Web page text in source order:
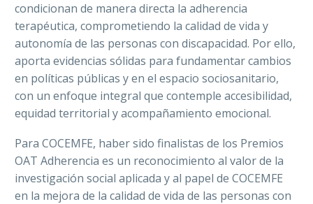
condicionan de manera directa la adherencia
terapéutica, comprometiendo la calidad de vida y
autonomía de las personas con discapacidad. Por ello,
aporta evidencias sólidas para fundamentar cambios
en políticas públicas y en el espacio sociosanitario,
con un enfoque integral que contemple accesibilidad,
equidad territorial y acompañamiento emocional.
Para COCEMFE, haber sido finalistas de los Premios
OAT Adherencia es un reconocimiento al valor de la
investigación social aplicada y al papel de COCEMFE
en la mejora de la calidad de vida de las personas con